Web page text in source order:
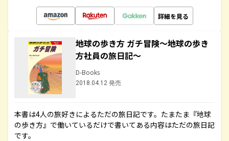
詳細を見る
地球の歩き方 ガチ冒険～地球の歩き
方社員の旅日記～
D-Books
2018.04.12 発売
本書は4人の旅好きによるただの旅日記です。たまたま『地球
の歩き方』で働いているだけで書いてある内容はただの旅日記
です。